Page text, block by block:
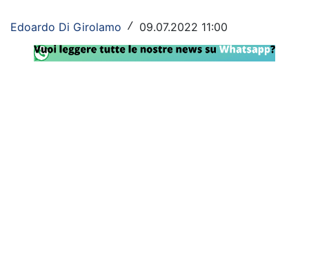
Lazio Women
Rassegna Lazio
Edoardo Di Girolamo / 09.07.2022 11:00